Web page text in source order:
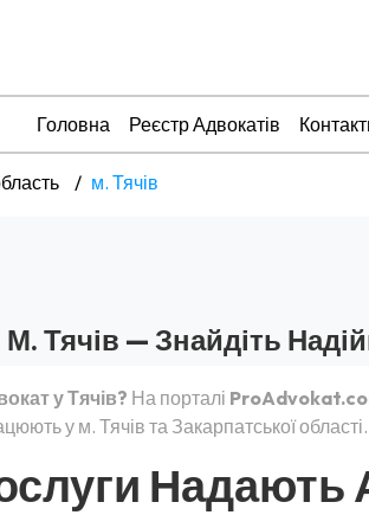
Головна Реєстр Адвокатів
м. Тячів
Тячів — Знайдіть
у Тячів? На порталі
у м. Тячів та Закарпатської області.
Надають